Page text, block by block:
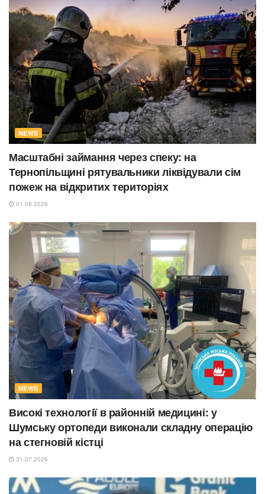
NEWS
Масштабні займання через спеку: на
Тернопільщині рятувальники ліквідували сім
пожеж на відкритих територіях
01.08.2026
NEWS
Високі технології в районній медицині: у
Шумську ортопеди виконали складну операцію
на стегновій кістці
31.07.2026